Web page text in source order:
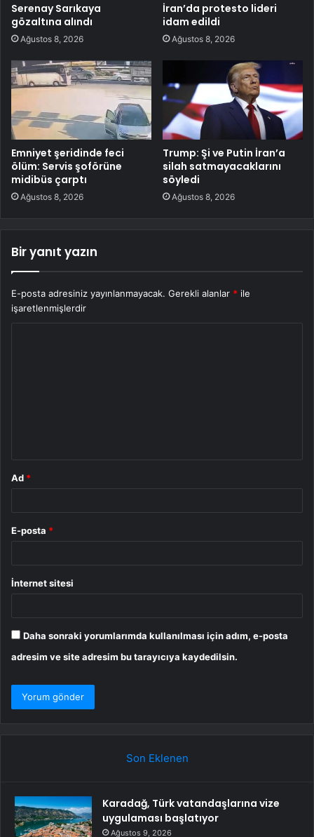
Serenay Sarıkaya
gözaltına alındı
Ağustos 8, 2026
İran’da protesto lideri
idam edildi
Ağustos 8, 2026
Emniyet şeridinde feci
ölüm: Servis şoförüne
midibüs çarptı
Ağustos 8, 2026
Trump: Şi ve Putin İran’a
silah satmayacaklarını
söyledi
Ağustos 8, 2026
Bir yanıt yazın
E-posta adresiniz yayınlanmayacak. Gerekli alanlar * ile
işaretlenmişlerdir
Ad *
E-posta *
İnternet sitesi
Daha sonraki yorumlarımda kullanılması için adım, e-posta
adresim ve site adresim bu tarayıcıya kaydedilsin.
Son Eklenen
Karadağ, Türk vatandaşlarına vize
uygulaması başlatıyor
Ağustos 9, 2026